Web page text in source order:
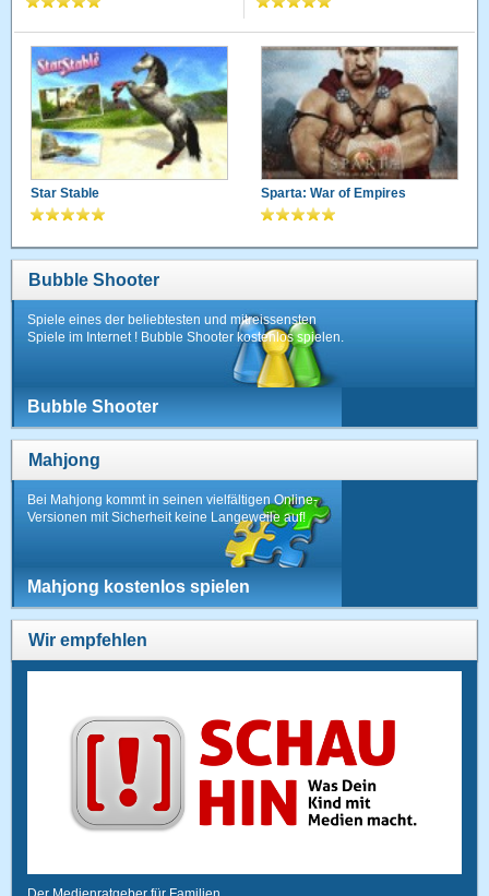
Star Stable Sparta: War of Empires
Bubble Shooter
Spiele eines der beliebtesten und mitreissensten
Spiele im Internet ! Bubble Shooter kostenlos spielen.
Bubble Shooter
Mahjong
Bei Mahjong kommt in seinen vielfältigen Online-
Versionen mit Sicherheit keine Langeweile auf!
Mahjong kostenlos spielen
Wir empfehlen